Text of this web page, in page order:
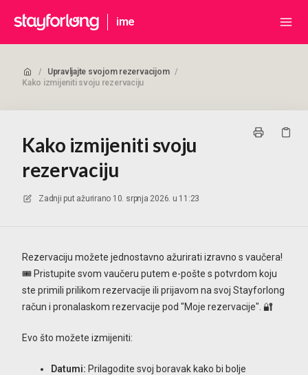
ime
/ Upravljajte svojom rezervacijom /
Kako izmijeniti svoju rezervaciju
Kako izmijeniti svoju
rezervaciju
Zadnji put ažurirano 10. srpnja 2026. u 11:23
Rezervaciju možete jednostavno ažurirati izravno s vaučera!
🎟️ Pristupite svom vaučeru putem e-pošte s potvrdom koju
ste primili prilikom rezervacije ili prijavom na svoj Stayforlong
račun i pronalaskom rezervacije pod "Moje rezervacije". 🔐
Evo što možete izmijeniti:
Datumi: Prilagodite svoj boravak kako bi bolje